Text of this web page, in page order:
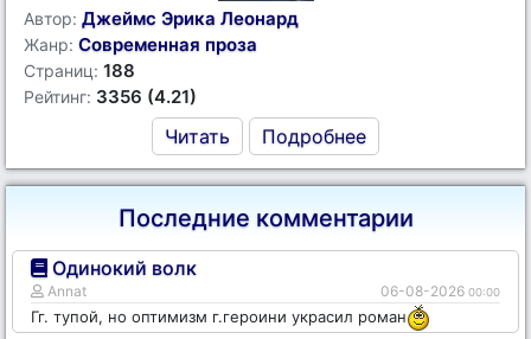
Автор: Джеймс Эрика Леонард
Жанр: Современная проза
Страниц: 188
Рейтинг: 3356 (4.21)
Читать Подробнее
Последние комментарии
Одинокий волк
Annat 06-08-2026 00:00
Гг. тупой, но оптимизм г.героини украсил роман